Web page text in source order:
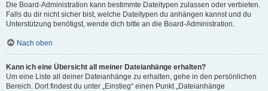
Die Board-Administration kann bestimmte Dateitypen zulassen oder verbieten.
Falls du dir nicht sicher bist, welche Dateitypen du anhängen kannst und du
Unterstützung benötigst, wende dich bitte an die Board-Administration.
Nach oben
Kann ich eine Übersicht all meiner Dateianhänge erhalten?
Um eine Liste all deiner Dateianhänge zu erhalten, gehe in den persönlichen
Bereich. Dort findest du unter „Einstieg“ einen Punkt „Dateianhänge